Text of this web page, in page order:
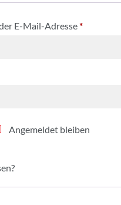
E-Mail-Adresse*
Angemeldet bleiben